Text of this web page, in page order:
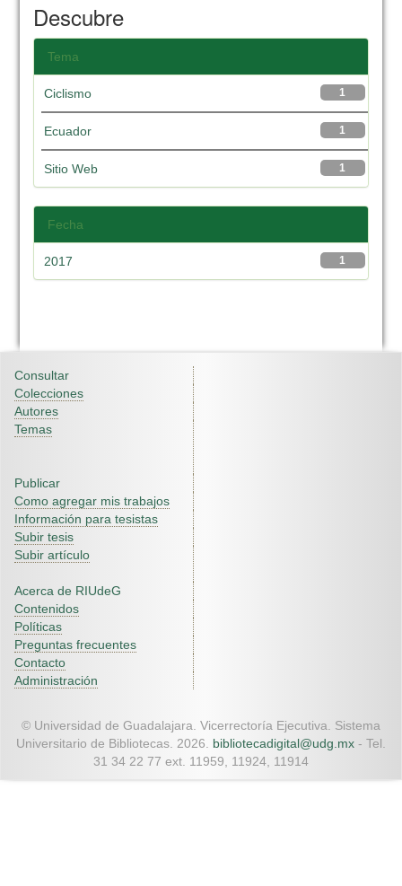
Descubre
Tema
1
Ciclismo
1
Ecuador
1
Sitio Web
Fecha
1
2017
Consultar
Colecciones
Autores
Temas
Publicar
Como agregar mis trabajos
Información para tesistas
Subir tesis
Subir artículo
Acerca de RIUdeG
Contenidos
Políticas
Preguntas frecuentes
Contacto
Administración
© Universidad de Guadalajara. Vicerrectoría Ejecutiva. Sistema
Universitario de Bibliotecas. 2026. bibliotecadigital@udg.mx - Tel.
31 34 22 77 ext. 11959, 11924, 11914